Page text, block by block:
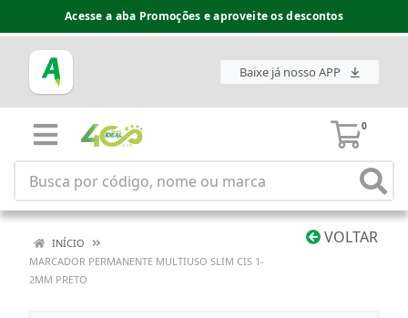
Acesse a aba Promoções e aproveite os descontos
Baixe já nosso APP
0
VOLTAR
INÍCIO
MARCADOR PERMANENTE MULTIUSO SLIM CIS 1-
2MM PRETO